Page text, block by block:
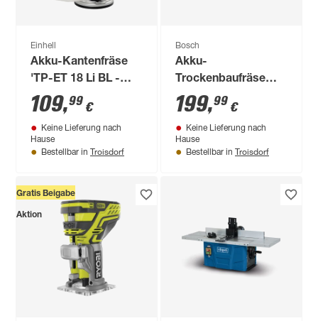
Einhell
Akku-Kantenfräse
'TP-ET 18 Li BL -
Solo' ohne Akku
109,99 €
Keine Lieferung nach
Hause
Bestellbar in Troisdorf
Bosch
Akku-
Trockenbaufräse
'GCU 18V-30
Professional'
199,99 €
Keine Lieferung nach
Hause
Bestellbar in Troisdorf
Gratis Beigabe
Aktion